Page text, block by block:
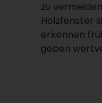
zu
Holzfenster
erkennen
geben